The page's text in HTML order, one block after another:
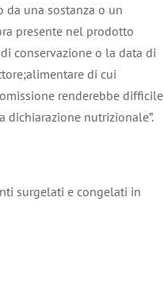
una sostanza o un
presente nel prodotto
conservazione o la data di
di cui
renderebbe difficile
dichiarazione nutrizionale”.
surgelati e congelati in